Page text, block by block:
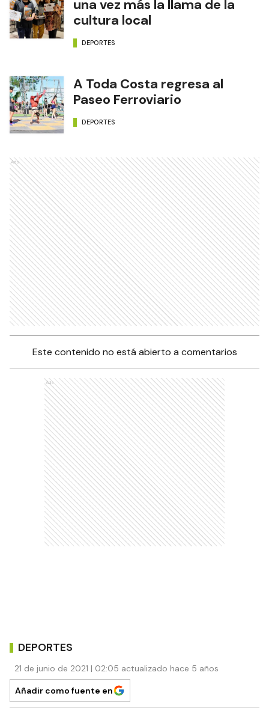
una vez más la llama de la
cultura local
DEPORTES
A Toda Costa regresa al
Paseo Ferroviario
DEPORTES
Ads
Este contenido no está abierto a comentarios
Ads
DEPORTES
21 de junio de 2021 | 02:05 actualizado hace 5 años
Añadir como fuente en